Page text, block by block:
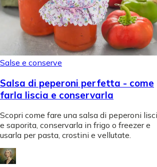
Salse e conserve
Salsa di peperoni perfetta - come
farla liscia e conservarla
Scopri come fare una salsa di peperoni
e saporita, conservarla in frigo o freezer e
usarla per pasta, crostini e vellutate.